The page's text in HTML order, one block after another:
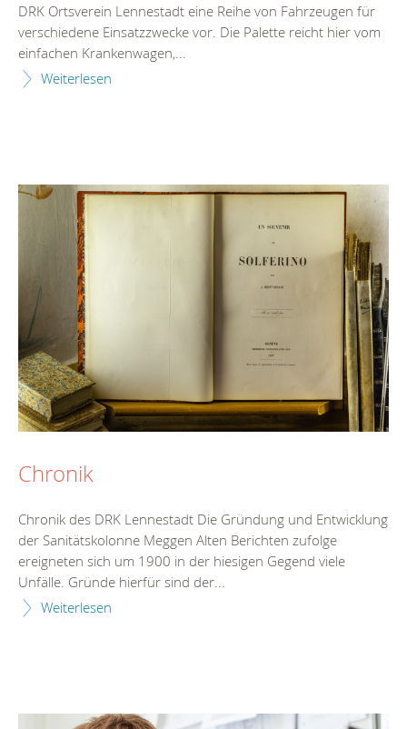
DRK Ortsverein Lennestadt eine Reihe von Fahrzeugen für
verschiedene Einsatzzwecke vor. Die Palette reicht hier vom
einfachen Krankenwagen,...
Weiterlesen
Chronik
Chronik des DRK Lennestadt Die Gründung und Entwicklung
der Sanitätskolonne Meggen Alten Berichten zufolge
ereigneten sich um 1900 in der hiesigen Gegend viele
Unfälle. Gründe hierfür sind der...
Weiterlesen